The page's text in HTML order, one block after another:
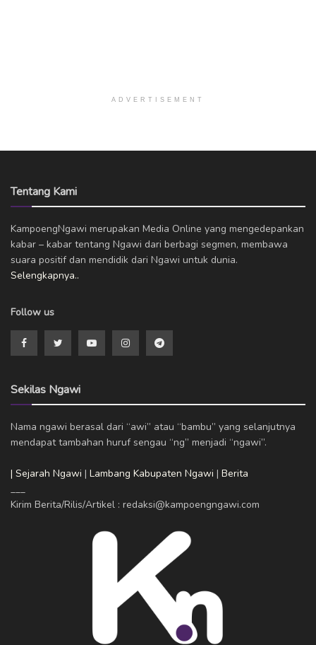
ADVERTISEMENT
Tentang Kami
KampoengNgawi merupakan Media Online yang mengedepankan
kabar – kabar tentang Ngawi dari berbagi segmen, membawa
suara positif dan mendidik dari Ngawi untuk dunia.
Selengkapnya..
Follow us
Sekilas Ngawi
Nama ngawi berasal dari “awi” atau “bambu” yang selanjutnya
mendapat tambahan huruf sengau “ng” menjadi “ngawi”.
| Sejarah Ngawi | Lambang Kabupaten Ngawi | Berita
Kirim Berita/Rilis/Artikel : redaksi@kampoengngawi.com